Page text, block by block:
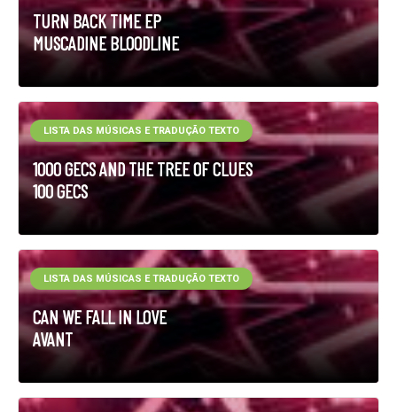
TURN BACK TIME EP
MUSCADINE BLOODLINE
1000 GECS AND THE TREE OF CLUES
100 GECS
LISTA DAS MÚSICAS E TRADUÇÃO TEXTO
CAN WE FALL IN LOVE
AVANT
LISTA DAS MÚSICAS E TRADUÇÃO TEXTO